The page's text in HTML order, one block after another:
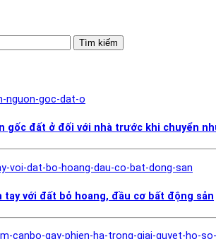
gốc đất ở đối với nhà trước khi chuyển
tay với đất bỏ hoang, đầu cơ bất động sản